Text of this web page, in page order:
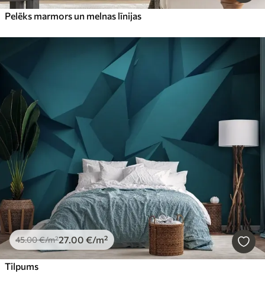
Pelēks marmors un melnas līnijas
45.00€/m²27.00 €/m²
Tilpums